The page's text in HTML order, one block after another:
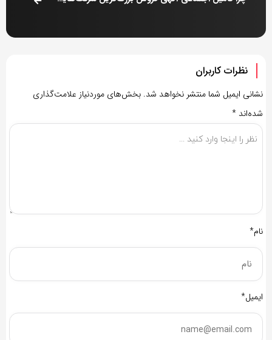
نظرات کاربران
نشانی ایمیل شما منتشر نخواهد شد. بخش‌های موردنیاز علامت‌گذاری
شده‌اند *
نام*
ایمیل*